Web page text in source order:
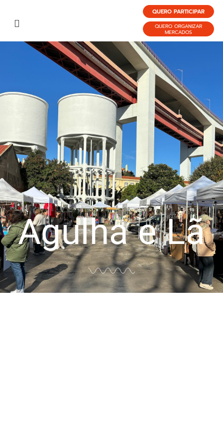
QUERO PARTICIPAR
QUERO ORGANIZAR
MERCADOS
Agulha e Lã